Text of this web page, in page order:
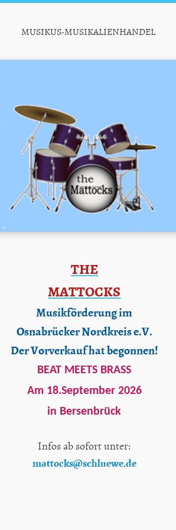
MUSIKUS-MUSIKALIENHANDEL
THE
MATTOCKS
Musikförderung im
Osnabrücker Nordkreis e.V.
Der Vorverkauf hat begonnen!
BEAT MEETS BRASS
Am 18.September 2026
in Bersenbrück
Infos ab sofort unter:
mattocks@schluewe.de